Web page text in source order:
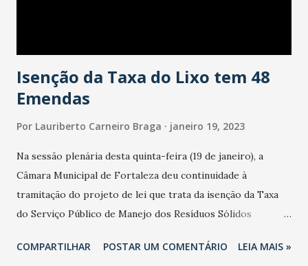
Isenção da Taxa do Lixo tem 48
Emendas
Por Lauriberto Carneiro Braga janeiro 19, 2023
Na sessão plenária desta quinta-feira (19 de janeiro), a
Câmara Municipal de Fortaleza deu continuidade à
tramitação do projeto de lei que trata da isenção da Taxa
do Serviço Público de Manejo dos Resíduos Sólidos
lida na ordem do dia e novamente encaminhada à comissão
COMPARTILHAR POSTAR UM COMENTÁRIO LEIA MAIS »